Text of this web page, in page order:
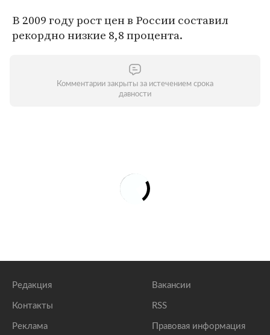
В 2009 году рост цен в России составил
рекордно низкие 8,8 процента.
Комментарии закрыты за истечением срока
давности
Редакция
Контакты
Реклама
Вакансии
RSS
Правовая информация